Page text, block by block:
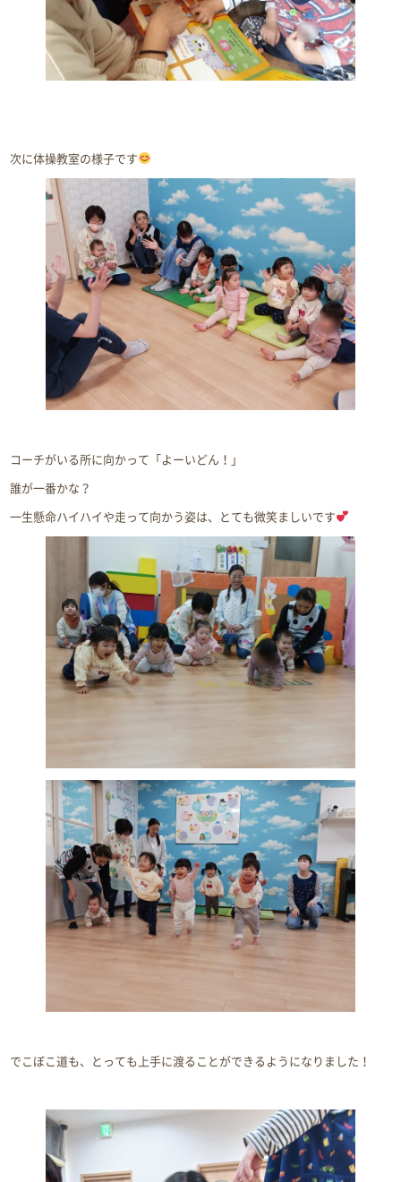
次に体操教室の様子です
コーチがいる所に向かって「よーいどん！」
誰が一番かな？
一生懸命ハイハイや走って向かう姿は、とても微笑ましいです
でこぼこ道も、とっても上手に渡ることができるようになりました！